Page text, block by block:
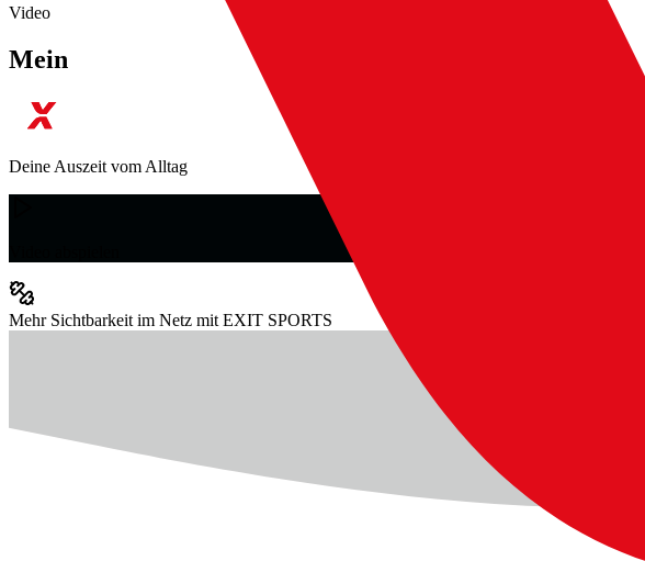
Video
Mein
Deine Auszeit vom Alltag
Mehr Sichtbarkeit im Netz mit EXIT SPORTS